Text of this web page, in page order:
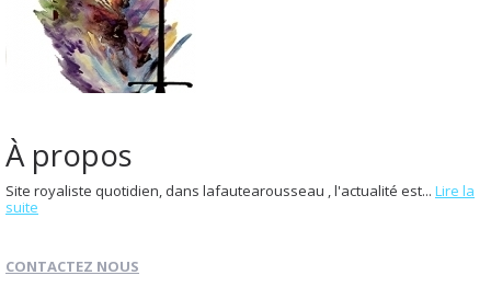
À propos
Site royaliste quotidien, dans lafautearousseau , l'actualité est... Lire la
suite
CONTACTEZ NOUS